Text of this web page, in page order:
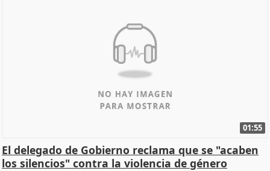
01:55
El delegado de Gobierno reclama que se "acaben
los silencios" contra la violencia de género